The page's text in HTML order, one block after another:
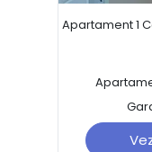
Apartament 1